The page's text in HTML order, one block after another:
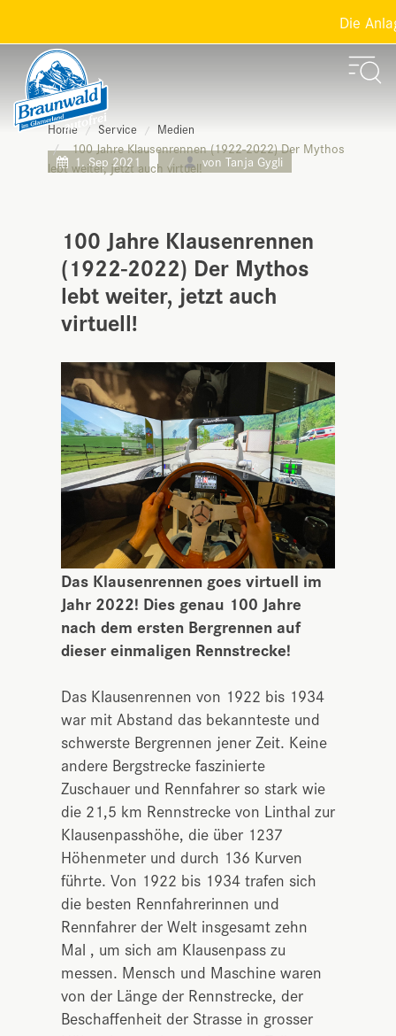
Die
1. Sep 2021 von Tanja Gygli
Home Service Medien
100 Jahre Klausenrennen (1922-2022) Der Mythos
lebt weiter, jetzt auch virtuel!
100 Jahre Klausenrennen
(1922-2022) Der Mythos
lebt weiter, jetzt auch
virtuell!
Das Klausenrennen goes virtuell im
Jahr 2022! Dies genau 100 Jahre
nach dem ersten Bergrennen auf
dieser einmaligen Rennstrecke!
Das Klausenrennen von 1922 bis 1934
war mit Abstand das bekannteste und
schwerste Bergrennen jener Zeit. Keine
andere Bergstrecke faszinierte
Zuschauer und Rennfahrer so stark wie
die 21,5 km Rennstrecke von Linthal zur
Klausenpasshöhe, die über 1237
Höhenmeter und durch 136 Kurven
führte. Von 1922 bis 1934 trafen sich
die besten Rennfahrerinnen und
Rennfahrer der Welt insgesamt zehn
Mal , um sich am Klausenpass zu
messen. Mensch und Maschine waren
von der Länge der Rennstrecke, der
Beschaffenheit der Strasse in grosser